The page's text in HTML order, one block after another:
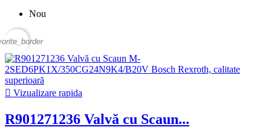
Nou
 Vizualizare rapida
R901271236 Valvă cu Scaun...